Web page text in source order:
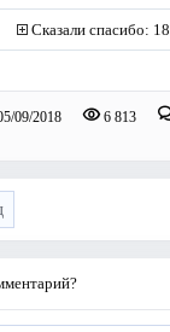
Сказали спасибо: 18
09/2018 6 813